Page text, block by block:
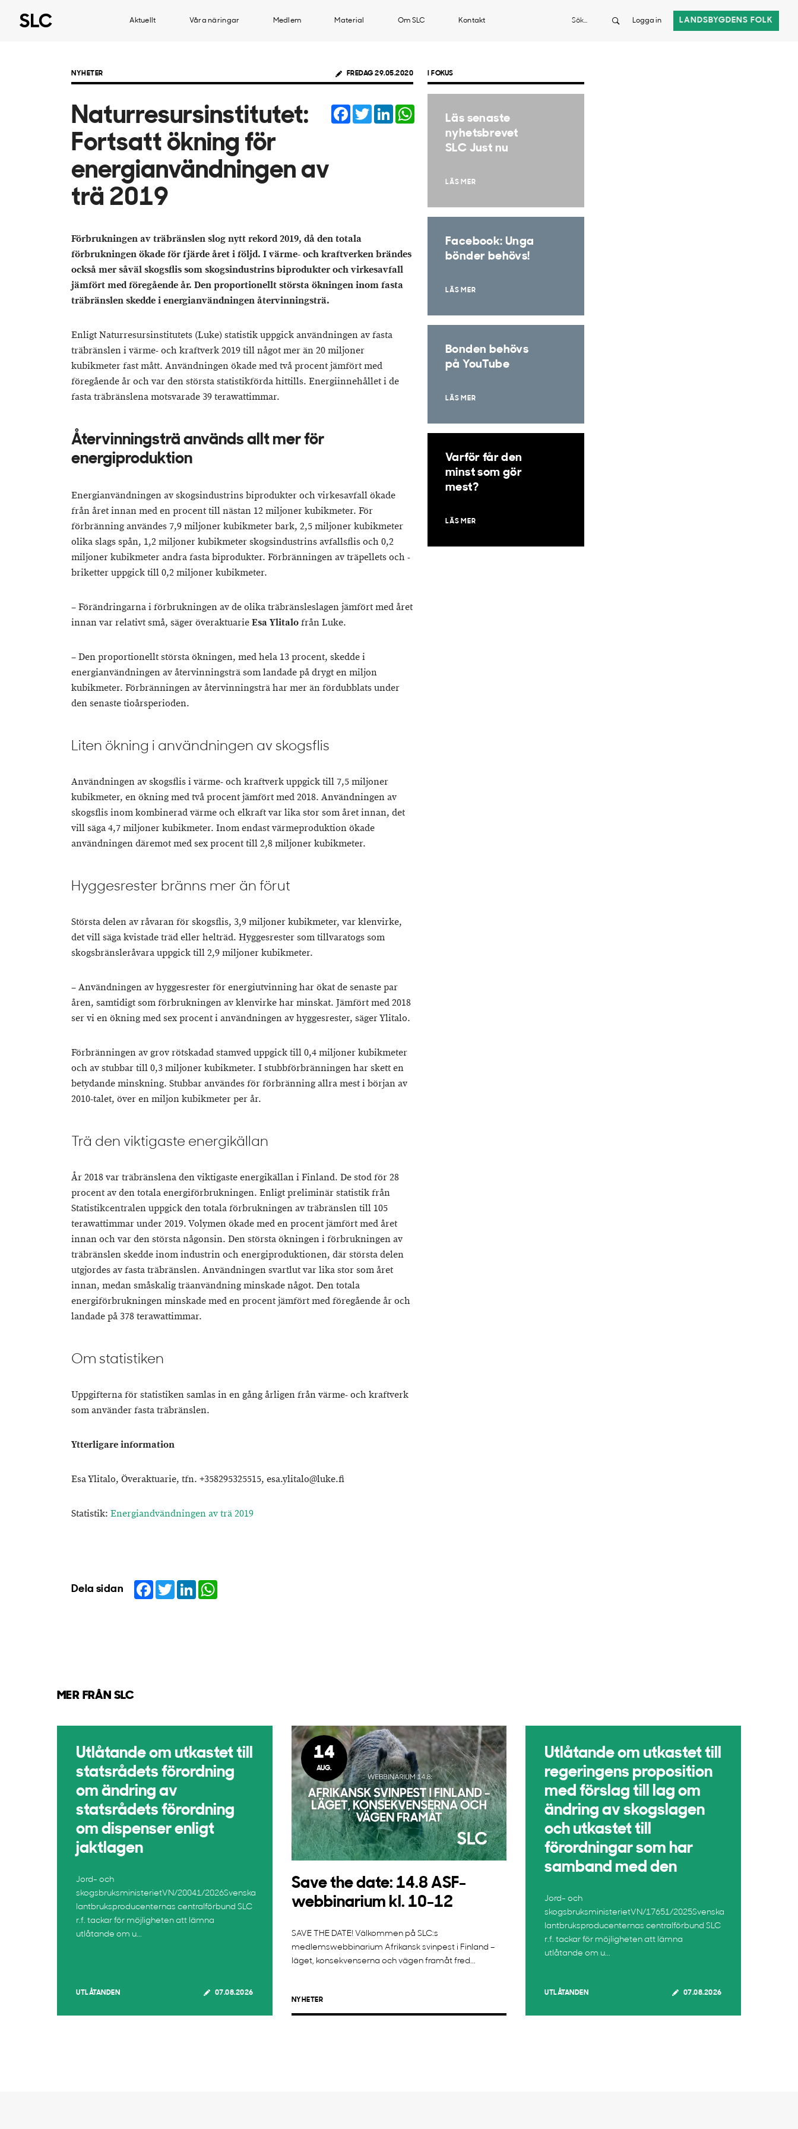
Aktuellt Våra näringar Medlem Material Om SLC Kontakt Sök Logga in LANDSBYGDENS FOLK
NYHETER FREDAG 29.05.2020
Naturresursinstitutet:
Fortsatt ökning för
energianvändningen av
trä 2019
Facebook
TwitterLinkedIn
Förbrukningen av träbränslen slog nytt rekord 2019, då den totala
förbrukningen ökade för fjärde året i följd. I värme- och kraftverken brändes
också mer såväl skogsflis som skogsindustrins biprodukter och virkesavfall
jämfört med föregående år. Den proportionellt största ökningen inom fasta
träbränslen skedde i energianvändningen återvinningsträ.
Enligt Naturresursinstitutets (Luke) statistik uppgick användningen av fasta
träbränslen i värme- och kraftverk 2019 till något mer än 20 miljoner
kubikmeter fast mått. Användningen ökade med två procent jämfört med
föregående år och var den största statistikförda hittills. Energiinnehållet i de
fasta träbränslena motsvarade 39 terawattimmar.
Återvinningsträ används allt mer för
energiproduktion
Energianvändningen av skogsindustrins biprodukter och virkesavfall ökade
från året innan med en procent till nästan 12 miljoner kubikmeter. För
förbränning användes 7,9 miljoner kubikmeter bark, 2,5 miljoner kubikmeter
olika slags spån, 1,2 miljoner kubikmeter skogsindustrins avfallsflis och 0,2
miljoner kubikmeter andra fasta biprodukter. Förbränningen av träpellets och -
briketter uppgick till 0,2 miljoner kubikmeter.
– Förändringarna i förbrukningen av de olika träbränsleslagen jämfört med året
innan var relativt små, säger överaktuarieEsa Ylitalofrån Luke.
– Den proportionellt största ökningen, med hela 13 procent, skedde i
energianvändningen av återvinningsträ som landade på drygt en miljon
kubikmeter. Förbränningen av återvinningsträ har mer än fördubblats under
den senaste tioårsperioden.
Liten ökning i användningen av skogsflis
Användningen av skogsflis i värme- och kraftverk uppgick till 7,5 miljoner
kubikmeter, en ökning med två procent jämfört med 2018. Användningen av
skogsflis inom kombinerad värme och elkraft var lika stor som året innan, det
vill säga 4,7 miljoner kubikmeter. Inom endast värmeproduktion ökade
användningen däremot med sex procent till 2,8 miljoner kubikmeter.
Hyggesrester bränns mer än förut
Största delen av råvaran för skogsflis, 3,9 miljoner kubikmeter, var klenvirke,
det vill säga kvistade träd eller helträd. Hyggesrester som tillvaratogs som
skogsbränsleråvara uppgick till 2,9 miljoner kubikmeter.
– Användningen av hyggesrester för energiutvinning har ökat de senaste par
åren, samtidigt som förbrukningen av klenvirke har minskat. Jämfört med 2018
ser vi en ökning med sex procent i användningen av hyggesrester, säger Ylitalo.
Förbränningen av grov rötskadad stamved uppgick till 0,4 miljoner kubikmeter
och av stubbar till 0,3 miljoner kubikmeter. I stubbförbränningen har skett en
betydande minskning. Stubbar användes för förbränning allra mest i början av
2010-talet, över en miljon kubikmeter per år.
Trä den viktigaste energikällan
År 2018 var träbränslena den viktigaste energikällan i Finland. De stod för 28
procent av den totala energiförbrukningen. Enligt preliminär statistik från
Statistikcentralen uppgick den totala förbrukningen av träbränslen till 105
terawattimmar under 2019. Volymen ökade med en procent jämfört med året
innan och var den största någonsin. Den största ökningen i förbrukningen av
träbränslen skedde inom industrin och energiproduktionen, där största delen
utgjordes av fasta träbränslen. Användningen svartlut var lika stor som året
innan, medan småskalig träanvändning minskade något. Den totala
energiförbrukningen minskade med en procent jämfört med föregående år och
landade på 378 terawattimmar.
Om statistiken
Uppgifterna för statistiken samlas in en gång årligen från värme- och kraftverk
som använder fasta träbränslen.
Ytterligare information
Esa Ylitalo, Överaktuarie, tfn. +358295325515, esa.ylitalo@luke.fi
Statistik: Energiandvändningen av trä 2019
Dela sidan Facebook
TwitterLinkedIn
I FOKUS
Läs senaste
nyhetsbrevet
SLC Just nu
LÄS MER
Facebook: Unga
bönder behövs!
LÄS MER
Bonden behövs
på YouTube
LÄS MER
Varför får den
minst som gör
mest?
LÄS MER
MER FRÅN SLC
Utlåtande om utkastet till
statsrådets förordning
om ändring av
statsrådets förordning
om dispenser enligt
jaktlagen
Jord- och
skogsbruksministerietVN/20041/2026Svenska
lantbruksproducenternas centralförbund SLC
r.f. tackar för möjligheten att lämna
utlåtande om u...
UTLÅTANDEN 07.08.2026
14
AUG.
Save the date: 14.8 ASF-
webbinarium kl. 10-12
SAVE THE DATE! Välkommen på SLC:s
medlemswebbinarium Afrikansk svinpest i Finland –
läget, konsekvenserna och vägen framåt fred...
NYHETER
Utlåtande om utkastet till
regeringens proposition
med förslag till lag om
ändring av skogslagen
och utkastet till
förordningar som har
samband med den
Jord- och
skogsbruksministerietVN/17651/2025Svenska
lantbruksproducenternas centralförbund SLC
r.f. tackar för möjligheten att lämna
utlåtande om u...
UTLÅTANDEN 07.08.2026